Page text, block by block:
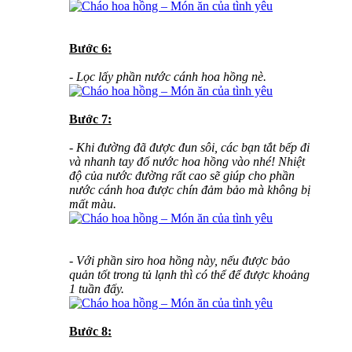
Bước 6:
- Lọc lấy phần nước cánh hoa hồng nè.
Bước 7:
- Khi đường đã được đun sôi, các bạn tắt bếp đi
và nhanh tay đổ nước hoa hồng vào nhé! Nhiệt
độ của nước đường rất cao sẽ giúp cho phần
nước cánh hoa được chín đảm bảo mà không bị
mất màu.
- Với phần siro hoa hồng này, nếu được bảo
quản tốt trong tủ lạnh thì có thể để được khoảng
1 tuần đấy.
Bước 8: